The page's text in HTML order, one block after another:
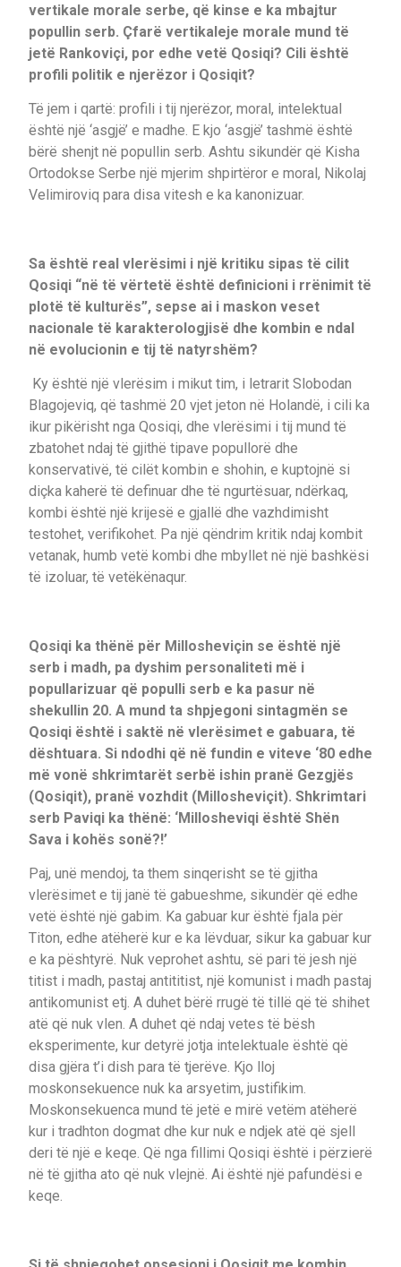
vertikale morale serbe, që kinse e ka mbajtur
popullin serb. Çfarë vertikaleje morale mund të
jetë Rankoviçi, por edhe vetë Qosiqi? Cili është
profili politik e njerëzor i Qosiqit?
Të jem i qartë: profili i tij njerëzor, moral, intelektual
është një ‘asgjë’ e madhe. E kjo ‘asgjë’ tashmë është
bërë shenjt në popullin serb. Ashtu sikundër që Kisha
Ortodokse Serbe një mjerim shpirtëror e moral, Nikolaj
Velimiroviq para disa vitesh e ka kanonizuar.
Sa është real vlerësimi i një kritiku sipas të cilit
Qosiqi “në të vërtetë është definicioni i rrënimit të
plotë të kulturës”, sepse ai i maskon veset
nacionale të karakterologjisë dhe kombin e ndal
në evolucionin e tij të natyrshëm?
Ky është një vlerësim i mikut tim, i letrarit Slobodan
Blagojeviq, që tashmë 20 vjet jeton në Holandë, i cili ka
ikur pikërisht nga Qosiqi, dhe vlerësimi i tij mund të
zbatohet ndaj të gjithë tipave popullorë dhe
konservativë, të cilët kombin e shohin, e kuptojnë si
diçka kaherë të definuar dhe të ngurtësuar, ndërkaq,
kombi është një krijesë e gjallë dhe vazhdimisht
testohet, verifikohet. Pa një qëndrim kritik ndaj kombit
vetanak, humb vetë kombi dhe mbyllet në një bashkësi
të izoluar, të vetëkënaqur.
Qosiqi ka thënë për Millosheviçin se është një
serb i madh, pa dyshim personaliteti më i
popullarizuar që populli serb e ka pasur në
shekullin 20. A mund ta shpjegoni sintagmën se
Qosiqi është i saktë në vlerësimet e gabuara, të
dështuara. Si ndodhi që në fundin e viteve ‘80 edhe
më vonë shkrimtarët serbë ishin pranë Gezgjës
(Qosiqit), pranë vozhdit (Millosheviçit). Shkrimtari
serb Paviqi ka thënë: ‘Millosheviqi është Shën
Sava i kohës sonë?!’
Paj, unë mendoj, ta them sinqerisht se të gjitha
vlerësimet e tij janë të gabueshme, sikundër që edhe
vetë është një gabim. Ka gabuar kur është fjala për
Titon, edhe atëherë kur e ka lëvduar, sikur ka gabuar kur
e ka pështyrë. Nuk veprohet ashtu, së pari të jesh një
titist i madh, pastaj antititist, një komunist i madh pastaj
antikomunist etj. A duhet bërë rrugë të tillë që të shihet
atë që nuk vlen. A duhet që ndaj vetes të bësh
eksperimente, kur detyrë jotja intelektuale është që
disa gjëra t’i dish para të tjerëve. Kjo lloj
moskonsekuence nuk ka arsyetim, justifikim.
Moskonsekuenca mund të jetë e mirë vetëm atëherë
kur i tradhton dogmat dhe kur nuk e ndjek atë që sjell
deri të një e keqe. Që nga fillimi Qosiqi është i përzierë
në të gjitha ato që nuk vlejnë. Ai është një pafundësi e
keqe.